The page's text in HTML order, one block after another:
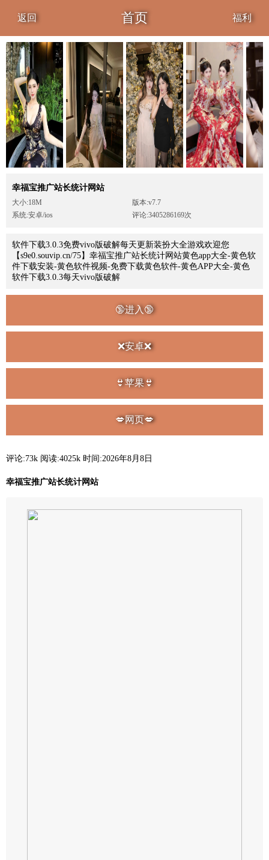
返回 首页 福利
幸福宝推广站长统计网站
大小:18M
版本:v7.7
系统:安卓/ios
评论:3405286169次
软件下载3.0.3免费vivo版破解每天更新装扮大全游戏欢迎您
【s9e0.souvip.cn/75】幸福宝推广站长统计网站黄色app大全-黄色软
件下载安装-黄色软件视频-免费下载黄色软件-黄色APP大全-黄色
软件下载3.0.3每天vivo版破解
🔞进入🔞
❌安卓❌
👙苹果👙
💋网页💋
评论:73k 阅读:4025k 时间:2026年8月8日
幸福宝推广站长统计网站